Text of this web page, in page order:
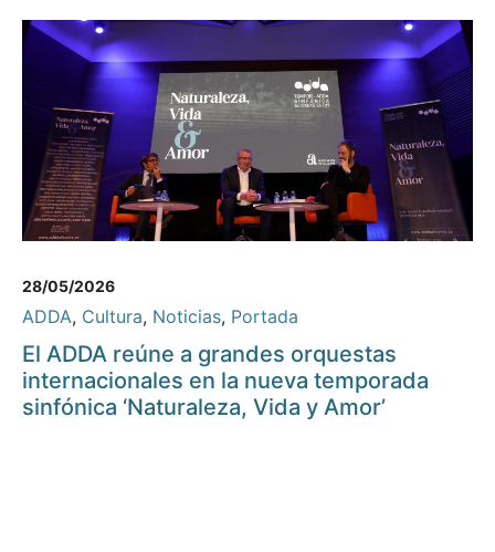
28/05/2026
ADDA, Cultura, Noticias, Portada
El ADDA reúne a grandes orquestas
internacionales en la nueva temporada
sinfónica ‘Naturaleza, Vida y Amor’